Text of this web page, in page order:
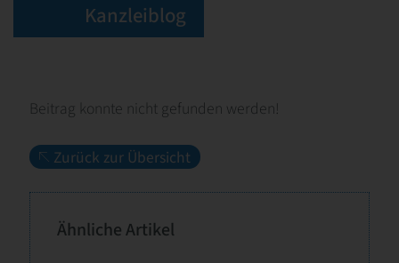
Kanzleiblog
Beitrag konnte nicht gefunden werden!
Zurück zur Übersicht
Ähnliche Artikel